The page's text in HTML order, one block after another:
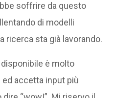
soffrire da questo
di modelli
ricerca sta già lavorando.
è molto
accetta input più